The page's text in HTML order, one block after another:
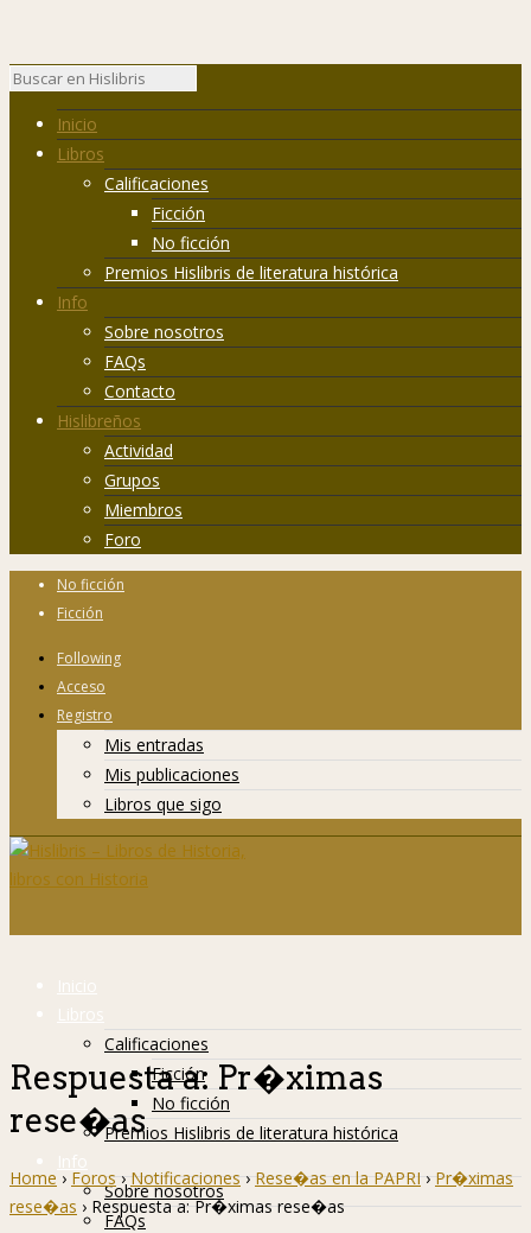
Inicio
Libros
Calificaciones
Ficción
No ficción
Premios Hislibris de literatura histórica
Info
Sobre nosotros
FAQs
Contacto
Hislibreños
Actividad
Grupos
Miembros
Foro
No ficción
Ficción
Following
Acceso
Registro
Mis entradas
Mis publicaciones
Libros que sigo
Inicio
Libros
Calificaciones
Ficción
No ficción
Premios Hislibris de literatura histórica
Info
Sobre nosotros
FAQs
Respuesta a: Pr�ximas
rese�as
Home › Foros › Notificaciones › Rese�as en la PAPRI › Pr�ximas
rese�as › Respuesta a: Pr�ximas rese�as